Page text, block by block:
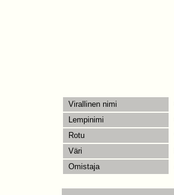
Virallinen nimi
Lempinimi
Rotu
Väri
Omistaja